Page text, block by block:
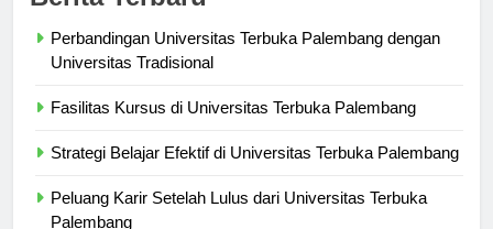
Perbandingan Universitas Terbuka Palembang dengan
Peluang Karir Setelah Lulus dari Universitas Terbuka